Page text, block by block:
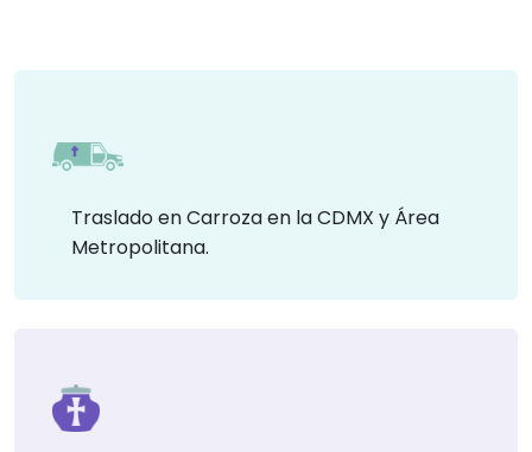
Traslado en Carroza en la CDMX y Área
Metropolitana.